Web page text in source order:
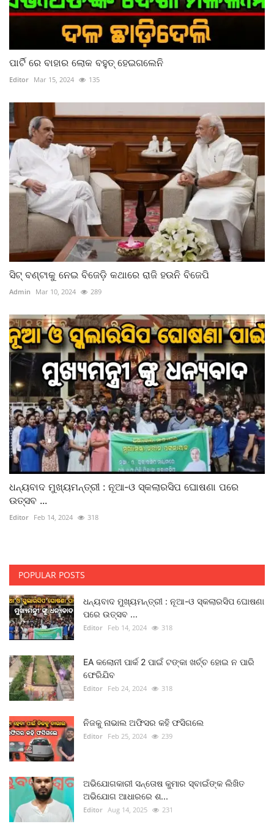
ପାର୍ଟି ରେ ବାହାର ଲୋକ ବହୁତ୍ ହେଇଗଲେନି
Editor Mar 15, 2024 135
ସିଟ୍ ବଣ୍ଟାକୁ ନେଇ ବିଜେଡ଼ି କଥାରେ ରାଜି ହଉନି ବିଜେପି
Admin Mar 10, 2024 289
ଧନ୍ୟବାଦ ମୁଖ୍ୟମନ୍ତ୍ରୀ : ନୂଆ-ଓ ସ୍କଲାରସିପ ଘୋଷଣା ପରେ
ଉତ୍ସବ ...
Editor Feb 14, 2024 318
POPULAR POSTS
ଧନ୍ୟବାଦ ମୁଖ୍ୟମନ୍ତ୍ରୀ : ନୂଆ-ଓ ସ୍କଲାରସିପ ଘୋଷଣା
ପରେ ଉତ୍ସବ ...
Editor Feb 14, 2024 318
EA କଲୋନୀ ପାର୍କ 2 ପାଇଁ ଟଙ୍କା ଖର୍ଚ୍ଚ ହୋଇ ନ ପାରି
ଫେରିଯିବ
Editor Feb 24, 2024 318
ନିଜକୁ ନାଭାଲ ଅଫିସର କହି ଫସିଗଲେ
Editor Feb 25, 2024 239
ଅଭିଯୋଗକାରୀ ସନ୍ତୋଷ କୁମାର ସ୍ବାଇଁଙ୍କ ଲିଖିତ
ଅଭିଯୋଗ ଆଧାରରେ ଶ...
Editor Aug 14, 2025 231